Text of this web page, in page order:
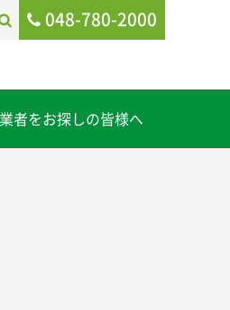
048-780-2000
者をお探しの皆様へ